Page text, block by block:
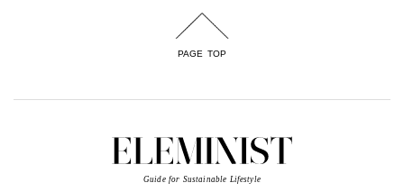
PAGE TOP
Guide for Sustainable Lifestyle